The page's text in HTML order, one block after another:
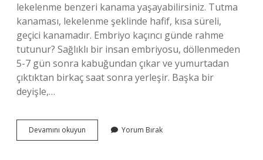
lekelenme benzeri kanama yaşayabilirsiniz. Tutma
kanaması, lekelenme şeklinde hafif, kısa süreli,
geçici kanamadır. Embriyo kaçıncı günde rahme
tutunur? Sağlıklı bir insan embriyosu, döllenmeden
5-7 gün sonra kabuğundan çıkar ve yumurtadan
çıktıktan birkaç saat sonra yerleşir. Başka bir
deyişle,…
Devamını okuyun
Bebek
Yorum Bırak